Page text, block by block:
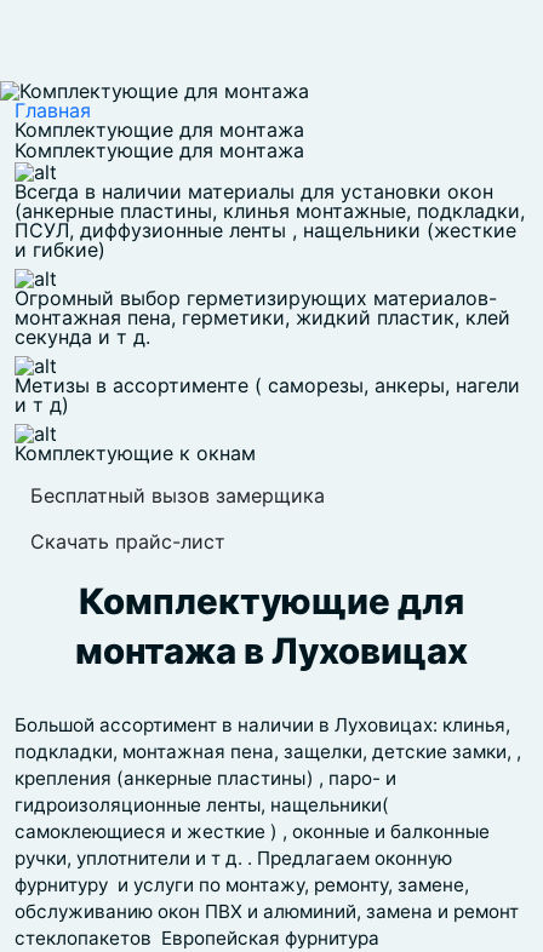
Главная
Комплектующие для монтажа
Комплектующие для монтажа
Всегда в наличии материалы для установки окон
(анкерные пластины, клинья монтажные, подкладки,
ПСУЛ, диффузионные ленты , нащельники (жесткие
и гибкие)
Огромный выбор герметизирующих материалов-
монтажная пена, герметики, жидкий пластик, клей
секунда и т д.
Метизы в ассортименте ( саморезы, анкеры, нагели
и т д)
Комплектующие к окнам
Бесплатный вызов замерщика
Скачать прайс-лист
Комплектующие для
монтажа в Луховицах
Большой ассортимент в наличии в Луховицах: клинья,
подкладки, монтажная пена, защелки, детские замки, ,
крепления (анкерные пластины) , паро- и
гидроизоляционные ленты, нащельники(
самоклеющиеся и жесткие ) , оконные и балконные
ручки, уплотнители и т д. . Предлагаем оконную
фурнитуру и услуги по монтажу, ремонту, замене,
обслуживанию окон ПВХ и алюминий, замена и ремонт
стеклопакетов Европейская фурнитура